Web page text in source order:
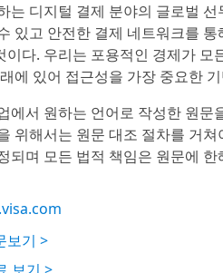
는 디지털 결제 분야의 글로벌
있고 안전한 결제 네트워크를
이다. 우리는 포용적인 경제가
에 있어 접근성을 가장 중요한
에서 원하는 언어로 작성한 원문
위해서는 원문 대조 절차를 거
되며 모든 법적 책임은 원문에 한
보기 >